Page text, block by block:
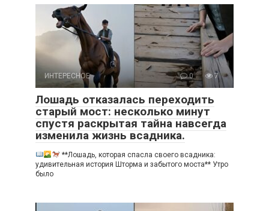
ИНТЕРЕСНОЕ 0 7
Лошадь отказалась переходить
старый мост: несколько минут
спустя раскрытая тайна навсегда
изменила жизнь всадника.
**Лошадь, которая спасла своего всадника:
удивительная история Шторма и забытого моста** Утро
было